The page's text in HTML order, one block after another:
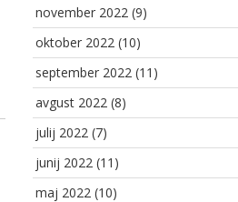
november 2022 (9)
oktober 2022 (10)
september 2022 (11)
avgust 2022 (8)
julij 2022 (7)
junij 2022 (11)
maj 2022 (10)